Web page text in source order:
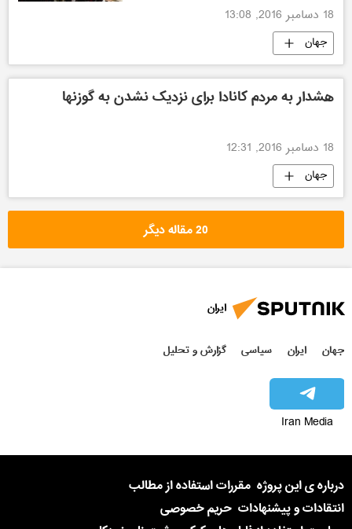
18 دسامبر 2016, 13:08
جهان
هشدار به مردم کانادا برای نزدیک نشدن به گوزنها
18 دسامبر 2016, 12:31
جهان
20 مقاله دیگر
ایران
جهان ایران سیاسی گزارش و تحلیل
Iran Media
درباره ی این پروژه مقررات استفاده از مطالب
انتقادات و پیشنهادات حریم خصوصی